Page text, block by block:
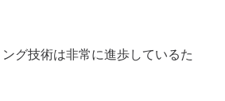
グ技術は非常に進歩しているた